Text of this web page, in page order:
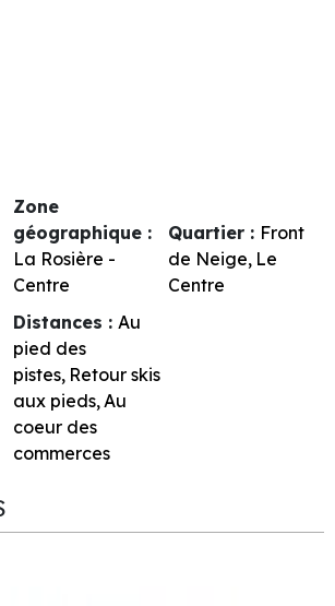
Zone
géographique :
La Rosière -
Centre
Quartier : Front
de Neige Le
Centre
Distances : Au
pied des
pistes Retour skis
aux pieds Au
coeur des
commerces